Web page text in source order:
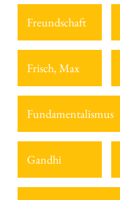
Freundschaft
Frisch, Max
Fundamentalismus
Gandhi